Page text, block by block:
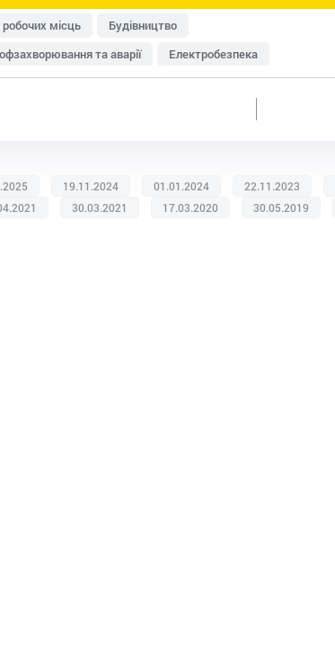
місць
Будівництво
та аварії
Електробезпека
захисту
Перевірки Держпраці
Медичні огляди
категорій працівників
19.11.2024 01.01.2024 22.11.2023
30.03.2021 17.03.2020 30.05.2019